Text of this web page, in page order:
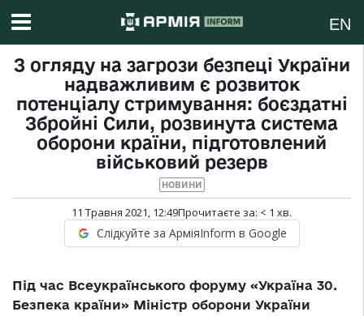
EN
З огляду на загрози безпеці України
надважливим є розвиток
потенціалу стримування: боєздатні
Збройні Сили, розвинута система
оборони країни, підготовлений
військовий резерв
НОВИНИ
11 Травня 2021, 12:49Прочитаєте за: < 1 хв.
Слідкуйте за АрміяInform в Google
Під час Всеукраїнського форуму «Україна 30.
Безпека країни» Міністр оборони України